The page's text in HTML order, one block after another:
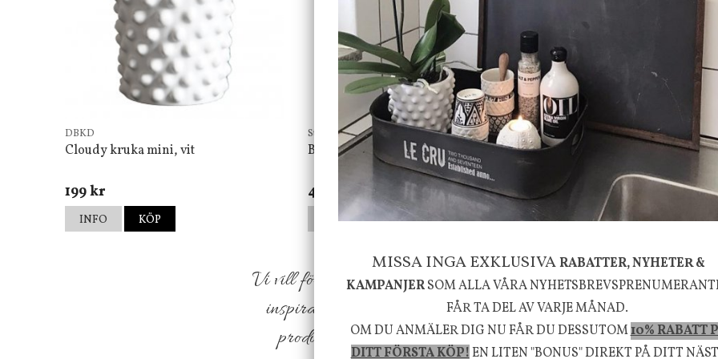
DBKD
Cloudy kruka mini, vit
199 kr
INFO KÖP
Star Trading
Bordslampa Mushroom vit, Utomhus
499 kr
INFO KÖP
House Doctor
Skål, Hands marmor
635 kr 795 kr
INFO KÖP
Vi vill förmedla känsla, upplevelse och välbefinnande för dig
inspiration från naturen och dess färgpalett erbjuder vi
produkter som ökar trivsel i ditt hem och ger det lilla extra
MISSA INGA EXKLUSIVARABATTER, NYHETER &
KAMPANJERSOM ALLA VÅRA
FÅR TA DEL AV VARJE MÅNAD.
OM DU ANMÄLER DIG NU FÅR DU DESSUTOM10% RABATT
DITT FÖRSTA KÖP!EN LITEN "BONUS" DIREKT PÅ DITT